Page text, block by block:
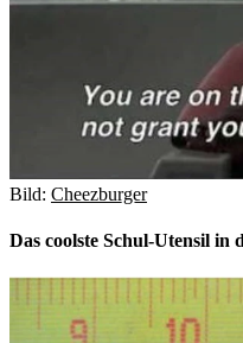
Bild: Cheezburger
Das coolste Schul-Utensil